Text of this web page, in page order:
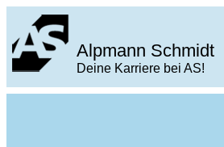
Alpmann Schmidt
Deine Karriere bei AS!